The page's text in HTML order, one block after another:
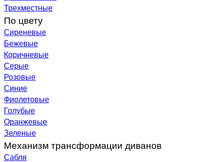
Трехместные
По цвету
Сиреневые
Бежевые
Коричневые
Серые
Розовые
Синие
Фиолетовые
Голубые
Оранжевые
Зеленые
Механизм трансформации диванов
Сабля